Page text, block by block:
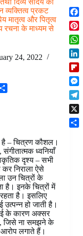
दिव्य सौंदर्य का
व्यक्तित्व प्रकट
मातृत्व और पितृत्व
रचना के माध्यम से
24, 2022
– चित्रण कौशल।
ध्वनियाँ
दृश्य – सभी
निराला ऐसे
उन चित्रों के
है। इनके चित्रों में
है। इसलिए
हो जाती है।
के कारण अक्सर
जिसे ना समझने के
लगाते हैं।
F
a
c
e
b
o
o
k
P
i
n
t
e
r
e
s
t
W
h
a
t
s
A
p
p
L
i
n
k
e
d
I
F
l
i
p
b
o
M
e
s
s
e
T
e
l
X